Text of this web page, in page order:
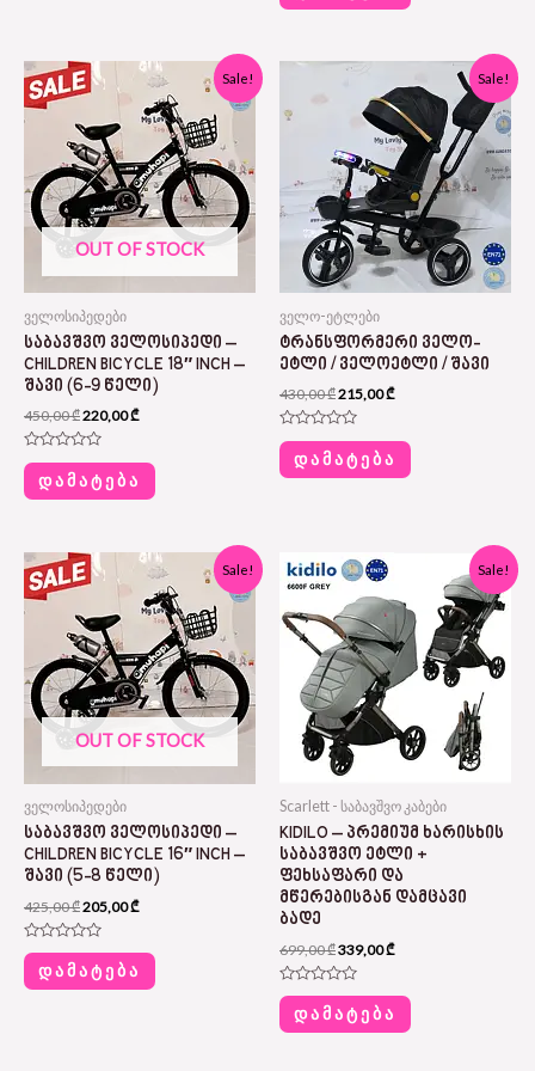
of
Sale!
OUT OF STOCK
ველოსიპედები
ᲡᲐᲑᲐᲕᲨᲕᲝ ᲕᲔᲚᲝᲡᲘᲞᲔᲓᲘ –
CHILDREN BICYCLE 18″ INCH –
ᲨᲐᲕᲘ (6-9 ᲬᲔᲚᲘ)
450,00₾
Original
price
450,00 ₾.
220,00₾
Current
price
is:
220,00 ₾.
Rated
0
out
of
ᲓᲐᲛᲐᲢᲔᲑᲐ
Sale!
ველო-ეტლები
ᲢᲠᲐᲜᲡᲤᲝᲠᲛᲔᲠᲘ ᲕᲔᲚᲝ-
ᲔᲢᲚᲘ / ᲕᲔᲚᲝᲔᲢᲚᲘ / ᲨᲐᲕᲘ
430,00₾
Original
was:
430,00 ₾.
215,00₾
price
is:
215,00 ₾.
Rated
0
out
of
ᲓᲐᲛᲐᲢᲔᲑᲐ
Sale!
OUT OF STOCK
ველოსიპედები
ᲡᲐᲑᲐᲕᲨᲕᲝ ᲕᲔᲚᲝᲡᲘᲞᲔᲓᲘ –
CHILDREN BICYCLE 16″ INCH –
ᲨᲐᲕᲘ (5-8 ᲬᲔᲚᲘ)
425,00₾
Original
price
425,00 ₾.
205,00₾
Current
price
is:
205,00 ₾.
Rated
out
of
ᲓᲐᲛᲐᲢᲔᲑᲐ
Sale!
Scarlett - საბავშვო კაბები
KIDILO – ᲞᲠᲔᲛᲘᲣᲛ ᲮᲐᲠᲘᲡᲮᲘᲡ
ᲡᲐᲑᲐᲕᲨᲕᲝ ᲔᲢᲚᲘ +
ᲤᲔᲮᲡᲐᲤᲐᲠᲘ ᲓᲐ
ᲛᲬᲔᲠᲔᲑᲘᲡᲒᲐᲜ ᲓᲐᲛᲪᲐᲕᲘ
ᲑᲐᲓᲔ
699,00₾
Original
price
was:
699,00 ₾.
339,00₾
is:
339,00 ₾.
Rated
out
of
ᲓᲐᲛᲐᲢᲔᲑᲐ